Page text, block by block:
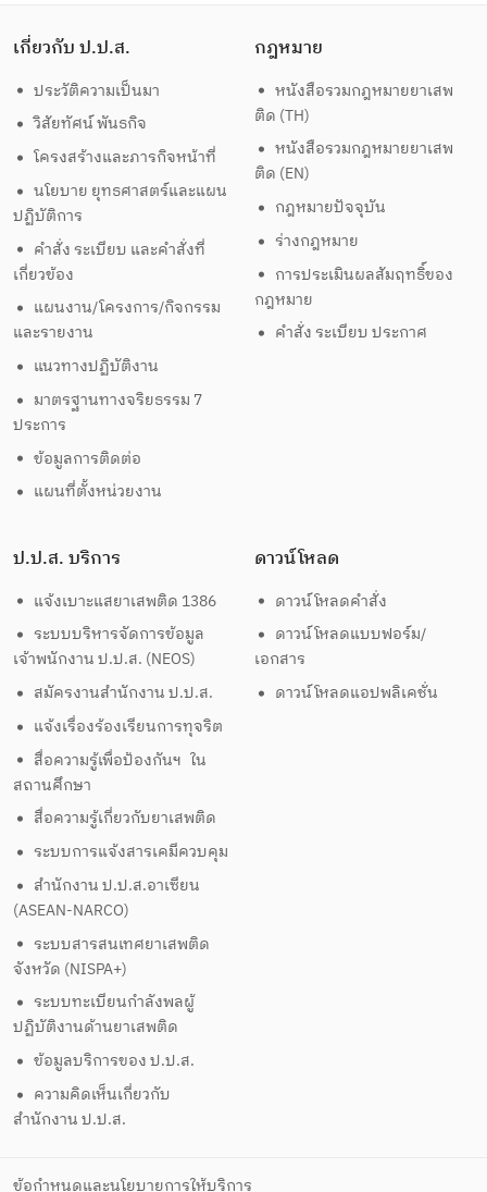
เกี่ยวกับ ป.ป.ส.
ประวัติความเป็นมา
วิสัยทัศน์ พันธกิจ
โครงสร้างและภารกิจหน้าที่
นโยบาย ยุทธศาสตร์และแผน
ปฏิบัติการ
คำสั่ง ระเบียบ และคำสั่งที่
เกี่ยวข้อง
แผนงาน/โครงการ/กิจกรรม
และรายงาน
แนวทางปฏิบัติงาน
มาตรฐานทางจริยธรรม 7
ประการ
ข้อมูลการติดต่อ
แผนที่ตั้งหน่วยงาน
กฎหมาย
หนังสือรวมกฎหมายยาเสพ
ติด (TH)
หนังสือรวมกฎหมายยาเสพ
ติด (EN)
กฎหมายปัจจุบัน
ร่างกฎหมาย
การประเมินผลสัมฤทธิ์ของ
กฎหมาย
คำสั่ง ระเบียบ ประกาศ
ป.ป.ส. บริการ
แจ้งเบาะแสยาเสพติด 1386
ระบบบริหารจัดการข้อมูล
เจ้าพนักงาน ป.ป.ส. (NEOS)
สมัครงานสำนักงาน ป.ป.ส.
แจ้งเรื่องร้องเรียนการทุจริต
สื่อความรู้เพื่อป้องกันฯ ใน
สถานศึกษา
สื่อความรู้เกี่ยวกับยาเสพติด
ระบบการแจ้งสารเคมีควบคุม
สำนักงาน ป.ป.ส.อาเซียน
(ASEAN-NARCO)
ระบบสารสนเทศยาเสพติด
จังหวัด (NISPA+)
ระบบทะเบียนกำลังพลผู้
ปฏิบัติงานด้านยาเสพติด
ข้อมูลบริการของ ป.ป.ส.
ความคิดเห็นเกี่ยวกับ
สำนักงาน ป.ป.ส.
ดาวน์โหลด
ดาวน์โหลดคำสั่ง
ดาวน์โหลดแบบฟอร์ม/
เอกสาร
ดาวน์โหลดแอปพลิเคชั่น
ข้อกำหนดและนโยบายการให้บริการ